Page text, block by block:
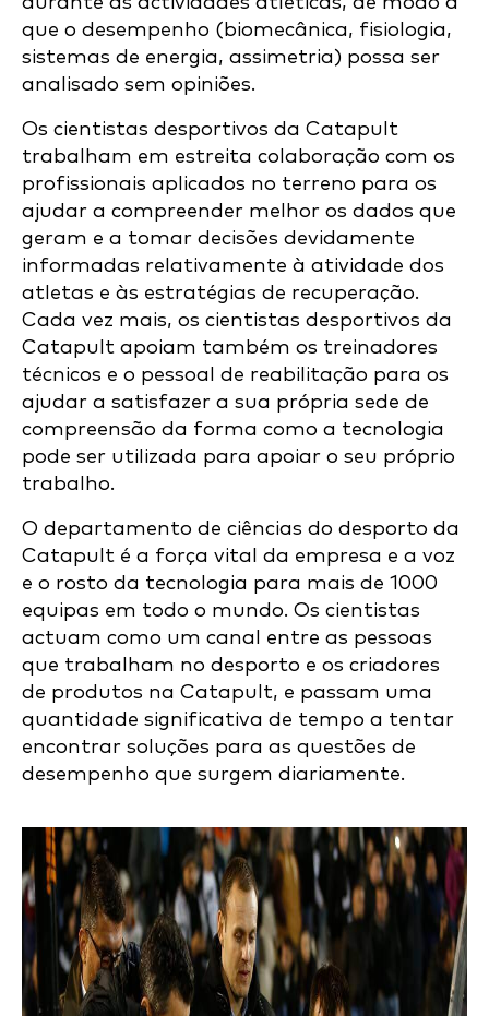
que o desempenho (biomecânica, fisiologia,
sistemas de energia, assimetria) possa ser
analisado sem opiniões.
Os cientistas desportivos da Catapult
trabalham em estreita colaboração com os
profissionais aplicados no terreno para os
ajudar a compreender melhor os dados que
geram e a tomar decisões devidamente
informadas relativamente à atividade dos
atletas e às estratégias de recuperação.
Cada vez mais, os cientistas desportivos da
Catapult apoiam também os treinadores
técnicos e o pessoal de reabilitação para os
ajudar a satisfazer a sua própria sede de
compreensão da forma como a tecnologia
pode ser utilizada para apoiar o seu próprio
trabalho.
O departamento de ciências do desporto da
Catapult é a força vital da empresa e a voz
e o rosto da tecnologia para mais de 1000
equipas em todo o mundo. Os cientistas
actuam como um canal entre as pessoas
que trabalham no desporto e os criadores
de produtos na Catapult, e passam uma
quantidade significativa de tempo a tentar
encontrar soluções para as questões de
desempenho que surgem diariamente.